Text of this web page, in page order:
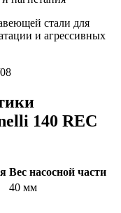
стали для
и агрессивных
140 REC
Вес насосной части
40 мм